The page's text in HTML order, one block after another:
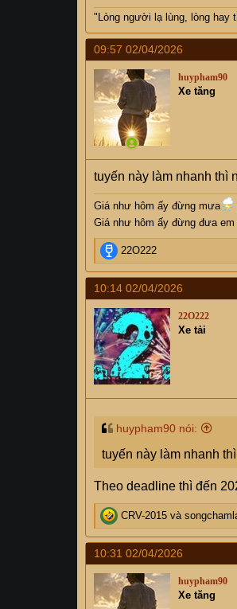
"Lòng người lạ lùng, lòng hay
09:57 02/04/2026
huypham90
Xe tăng
tuyến này làm nhanh thì
Giá như hôm ấy đừng mưa
Giá như hôm ấy đừng đưa em
R
e
a
c
t
i
o
n
s
:
22O222
10:14 02/04/2026
22O222
Xe tải
huypham90 nói:
tuyến này làm nhanh
Theo deadline thì đến
R
e
a
c
t
i
o
CRV-2015 và
10:31 02/04/2026
huypham90
Xe tăng